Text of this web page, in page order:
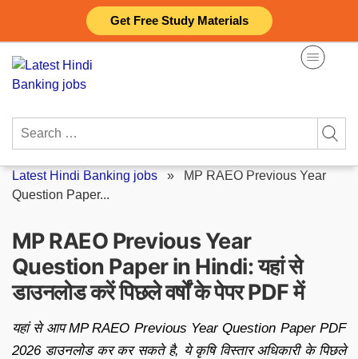
Get Free Study Materials
content
Search
Latest Hindi Banking jobs » MP RAEO Previous Year
Question Paper...
MP RAEO Previous Year
Question Paper in Hindi: यहां से
डाउनलोड करें पिछले वर्षों के पेपर PDF में
यहां से आप MP RAEO Previous Year Question Paper PDF
2026 डाउनलोड कर कर सकते है, ये कृषि विस्तार अधिकारी के पिछले